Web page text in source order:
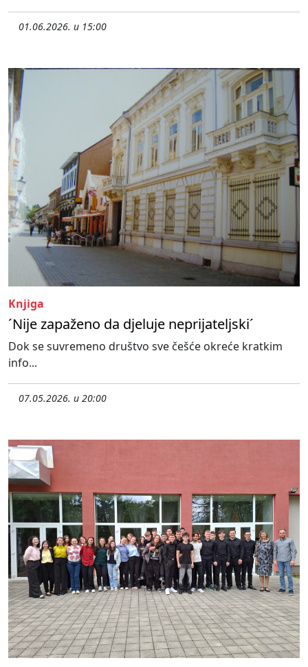
01.06.2026. u 15:00
Knjiga
´Nije zapaženo da djeluje neprijateljski´
Dok se suvremeno društvo sve češće okreće kratkim
info...
07.05.2026. u 20:00